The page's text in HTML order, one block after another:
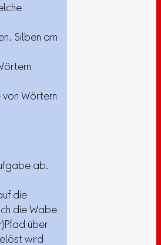
Silben am
Wörtern
ab.
die
die Wabe
über
wird